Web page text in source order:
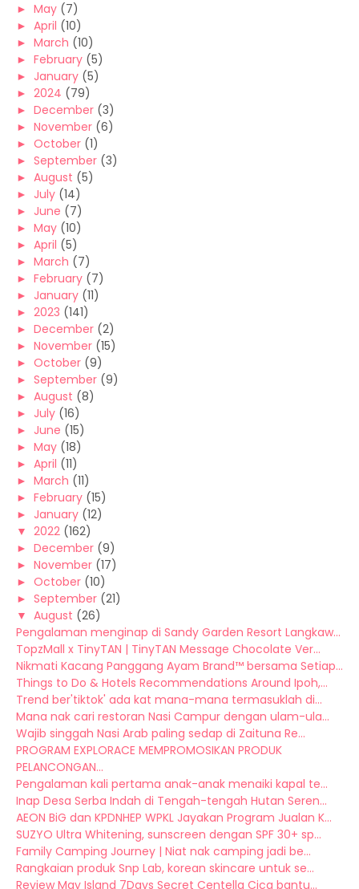
► May (7)
► April (10)
► March (10)
► February (5)
► January (5)
► 2024 (79)
► December (3)
► November (6)
► October (1)
► September (3)
► August (5)
► July (14)
► June (7)
► May (10)
► April (5)
► March (7)
► February (7)
► January (11)
► 2023 (141)
► December (2)
► November (15)
► October (9)
► September (9)
► August (8)
► July (16)
► June (15)
► May (18)
► April (11)
► March (11)
► February (15)
► January (12)
▼ 2022 (162)
► December (9)
► November (17)
► October (10)
► September (21)
▼ August (26)
Pengalaman menginap di Sandy Garden Resort Langkaw...
TopzMall x TinyTAN | TinyTAN Message Chocolate Ver...
Nikmati Kacang Panggang Ayam Brand™ bersama Setiap...
Things to Do & Hotels Recommendations Around Ipoh,...
Trend ber'tiktok' ada kat mana-mana termasuklah di...
Mana nak cari restoran Nasi Campur dengan ulam-ula...
Wajib singgah Nasi Arab paling sedap di Zaituna Re...
PROGRAM EXPLORACE MEMPROMOSIKAN PRODUK
PELANCONGAN...
Pengalaman kali pertama anak-anak menaiki kapal te...
Inap Desa Serba Indah di Tengah-tengah Hutan Seren...
AEON BiG dan KPDNHEP WPKL Jayakan Program Jualan K...
SUZYO Ultra Whitening, sunscreen dengan SPF 30+ sp...
Family Camping Journey | Niat nak camping jadi be...
Rangkaian produk Snp Lab, korean skincare untuk se...
Review May Island 7Days Secret Centella Cica bantu...